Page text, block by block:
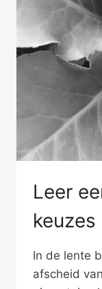
Leer
keuzes
In de lente
afscheid